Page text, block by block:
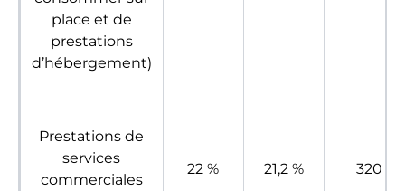
place et de
prestations
d’hébergement)
Prestations de
services
commerciales
22 % 21,2 % 320 €